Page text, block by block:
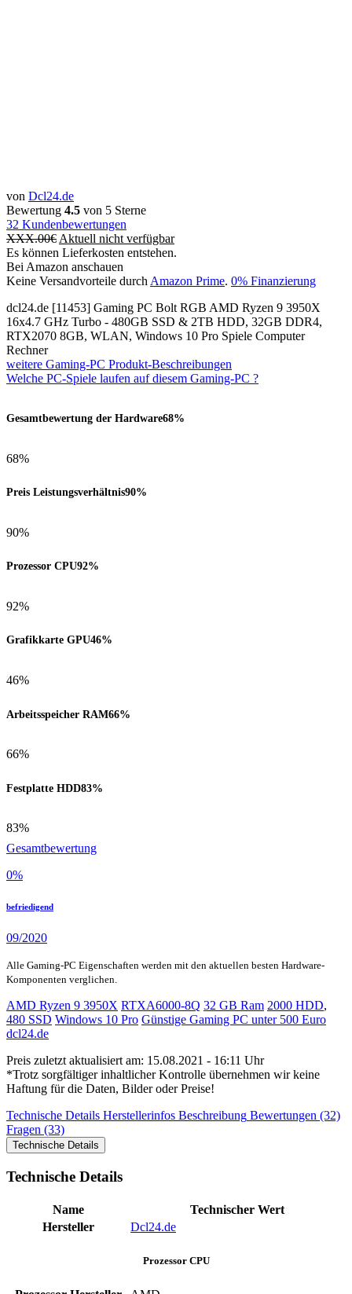
von Dcl24.de
Bewertung 4.5 von 5 Sterne
32 Kundenbewertungen
XXX.00€ Aktuell nicht verfügbar
Es können Lieferkosten entstehen.
Bei Amazon anschauen
Keine Versandvorteile durch Amazon Prime. 0% Finanzierung
dcl24.de [11453] Gaming PC Bolt RGB AMD Ryzen 9 3950X
16x4.7 GHz Turbo - 480GB SSD & 2TB HDD, 32GB DDR4,
RTX2070 8GB, WLAN, Windows 10 Pro Spiele Computer
Rechner
weitere Gaming-PC Produkt-Beschreibungen
Welche PC-Spiele laufen auf diesem Gaming-PC ?
Gesamtbewertung der Hardware68%
68%
Preis Leistungsverhältnis90%
90%
Prozessor CPU92%
92%
Grafikkarte GPU46%
46%
Arbeitsspeicher RAM66%
66%
Festplatte HDD83%
83%
Gesamtbewertung
0%
befriedigend
09/2020
Alle Gaming-PC Eigenschaften werden mit den aktuellen besten Hardware-
Komponenten verglichen.
AMD Ryzen 9 3950X RTXA6000-8Q 32 GB Ram 2000 HDD,
480 SSD Windows 10 Pro Günstige Gaming PC unter 500 Euro
dcl24.de
Preis zuletzt aktualisiert am: 15.08.2021 - 16:11 Uhr
*Trotz sorgfältiger inhaltlicher Kontrolle übernehmen wir keine
Haftung für die Daten, Bilder oder Preise!
Technische Details Herstellerinfos Beschreibung Bewertungen (32)
Fragen (33)
Technische Details
Technische Details
Name
Technischer Wert
Hersteller
Dcl24.de
Prozessor CPU